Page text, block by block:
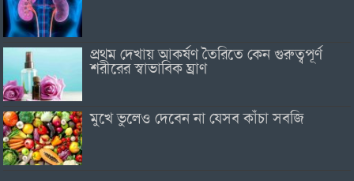
প্রথম দেখায় আকর্ষণ তৈরিতে কেন গুরুত্বপূর্ণ
শরীরের স্বাভাবিক ঘ্রাণ
মুখে ভুলেও দেবেন না যেসব কাঁচা সবজি